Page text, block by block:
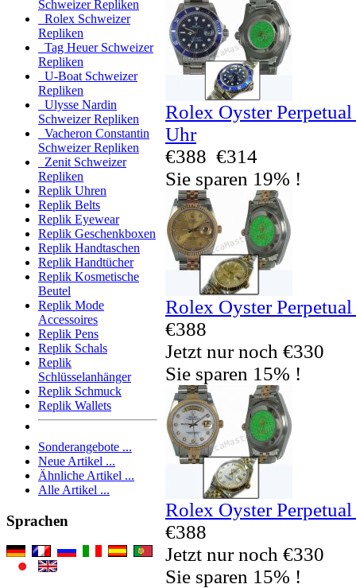
Schweizer Repliken
Rolex Schweizer
Repliken
Tag Heuer Schweizer
Repliken
U-Boat Schweizer
Repliken
Ulysse Nardin
Schweizer Repliken
Vacheron Constantin
Schweizer Repliken
Zenit Schweizer
Repliken
Replik Uhren
Replik Belts
Replik Eyewear
Replik Geschenkboxen
Replik Handtaschen
Replik Handtücher
Replik Kosmetische
Beutel
Replik Mode
Accessoires
Replik Pens
Replik Schals
Replik
Schlüsselanhänger
Replik Schmuck
Replik Wallets
Sonderangebote ...
Neue Artikel ...
Ähnliche Artikel ...
Alle Artikel ...
Sprachen
Rolex Oyster
Uhr
€388 €314
Sie sparen 19% !
Rolex Oyster
€388
Jetzt nur noch €330
Sie sparen 15% !
Rolex Oyster
€388
Jetzt nur noch €330
Sie sparen 15% !